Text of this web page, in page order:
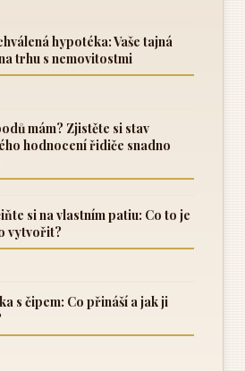
hypotéka: Vaše tajná
trhu s nemovitostmi
mám? Zjistěte si stav
hodnocení řidiče snadno
si na vlastním patiu: Co to je
vytvořit?
s čipem: Co přináší a jak ji